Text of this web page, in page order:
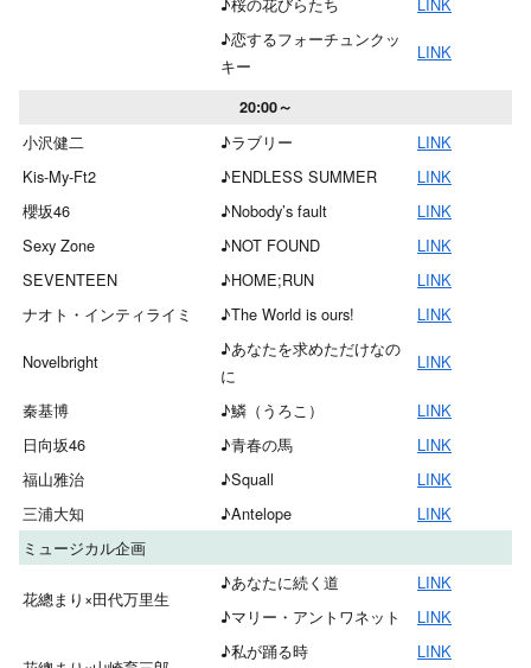
♪恋するフォーチュンクッ
キー
LINK
20:00～
小沢健二 ♪ラブリー
LINK
Kis-My-Ft2
♪ENDLESS SUMMER
LINK
櫻坂46
♪Nobody’s fault
LINK
Sexy Zone
♪NOT FOUND
LINK
SEVENTEEN
♪HOME;RUN
LINK
ナオト・インティライミ
♪The World is ours! LINK
Novelbright
♪あなたを求めただけなの
に
LINK
秦基博 ♪鱗（うろこ）
LINK
日向坂46
♪青春の馬
LINK
福山雅治
♪Squall
LINK
三浦大知
♪Antelope
LINK
ミュージカル企画
花總まり×田代万里生
♪あなたに続く道
LINK
♪マリー・アントワネット
LINK
♪私が踊る時 LINK